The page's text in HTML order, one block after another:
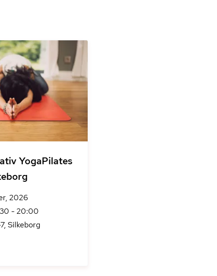
YogaPilates
2026
- 20:00
Silkeborg